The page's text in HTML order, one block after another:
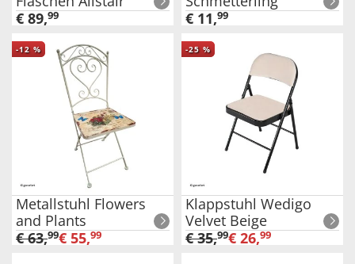
€ 89,99
€ 11,99
-12 %
Metallstuhl Flowers
and Plants
€63,99€ 55,99
-25 %
Klappstuhl Wedigo
Velvet Beige
€35,99€ 26,99